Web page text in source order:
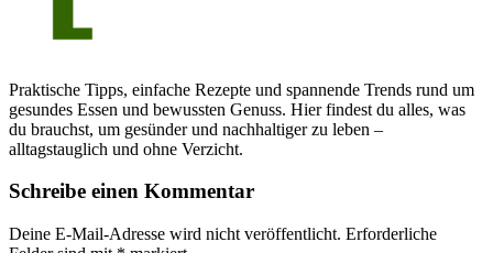
Praktische Tipps, einfache Rezepte und spannende Trends rund um
gesundes Essen und bewussten Genuss. Hier findest du alles, was
du brauchst, um gesünder und nachhaltiger zu leben –
alltagstauglich und ohne Verzicht.
Schreibe einen Kommentar
Deine E-Mail-Adresse wird nicht veröffentlicht. Erforderliche